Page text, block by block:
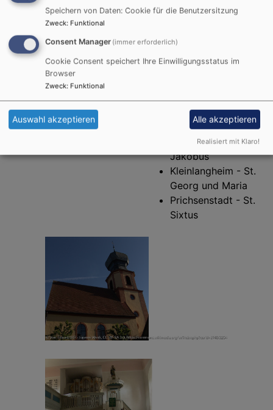
Neuses am Berg
Dekanat Kitzingen-
Kirchenkreis Ansbach-
Würzburg
Tel. 09324 / 735
pfarramt.dreieinigkeit-
dettelbach@elkb.de
Öffnungszeiten:
Die Kirche ist ab Ostern
bis in den Herbst täglich
Benachbarte
Markgrafenkirchen:
Mainstockheim - St.
Jakobus
Kleinlangheim - St.
Georg und Maria
Prichsenstadt - St.
Sixtus
Speichern von Daten: Cookie für die Benutzersitzung
Zweck: Funktional
Consent Manager (immer erforderlich)
Cookie Consent speichert Ihre Einwilligungsstatus im
Browser
Zweck: Funktional
Auswahl akzeptieren Alle akzeptieren
Realisiert mit Klaro!